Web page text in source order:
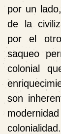
por un
de la
por el
saqueo
colonial
son